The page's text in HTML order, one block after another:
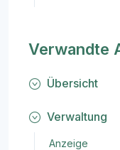
Verwandte
Übersicht
Verwaltung
Anzeige